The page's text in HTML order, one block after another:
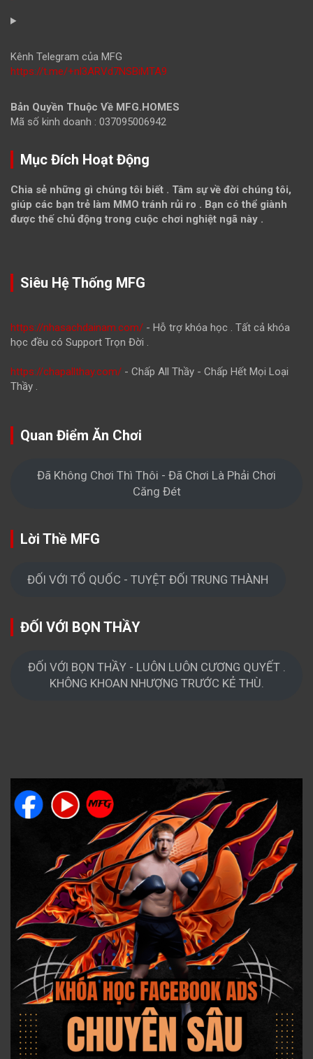
Kênh Telegram của MFG
https://t.me/+nl3ARVd7NSBiMTA9
Bản Quyền Thuộc Về MFG.HOMES
Mã số kinh doanh : 037095006942
Mục Đích Hoạt Động
Chia sẻ những gì chúng tôi biết . Tâm sự về đời chúng tôi,
giúp các bạn trẻ làm MMO tránh rủi ro . Bạn có thể giành
được thế chủ động trong cuộc chơi nghiệt ngã này .
Siêu Hệ Thống MFG
https://nhasachdainam.com/ - Hỗ trợ khóa học . Tất cả khóa
học đều có Support Trọn Đời .
https://chapallthay.com/ - Chấp All Thầy - Chấp Hết Mọi Loại
Thầy .
Quan Điểm Ăn Chơi
Đã Không Chơi Thì Thôi - Đã Chơi Là Phải Chơi
Căng Đét
Lời Thề MFG
ĐỐI VỚI TỔ QUỐC - TUYỆT ĐỐI TRUNG THÀNH
ĐỐI VỚI BỌN THẦY
ĐỐI VỚI BỌN THẦY - LUÔN LUÔN CƯƠNG QUYẾT .
KHÔNG KHOAN NHƯỢNG TRƯỚC KẺ THÙ.